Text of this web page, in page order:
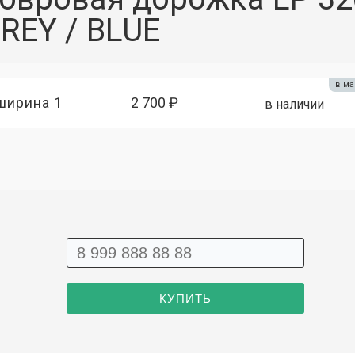
/ BLUE
1 2 700 ₽ в наличии
в